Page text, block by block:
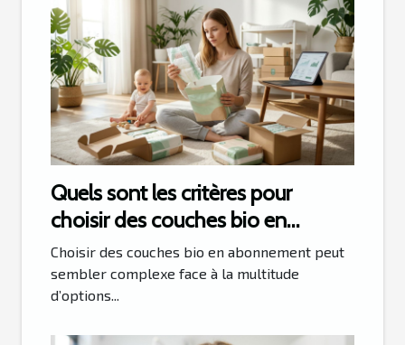
Quels sont les critères pour
choisir des couches bio en
abonnement ?
Choisir des couches bio en abonnement peut
sembler complexe face à la multitude
d’options...